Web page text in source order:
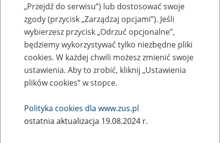
Błąd 404
Przejdź do strony głównej
„Przejdź do serwisu”) lub dostosować swoje
zgody (przycisk „Zarządzaj opcjami”). Jeśli
wybierzesz przycisk „Odrzuć opcjonalne”,
będziemy wykorzystywać tylko niezbędne pliki
cookies. W każdej chwili możesz zmienić swoje
ustawienia. Aby to zrobić, kliknij „Ustawienia
plików cookies” w stopce.
Polityka cookies dla www.zus.pl
ostatnia aktualizacja 19.08.2024 r.